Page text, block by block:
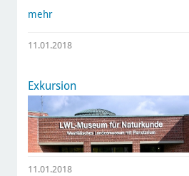
mehr
11.01.2018
Exkursion
11.01.2018